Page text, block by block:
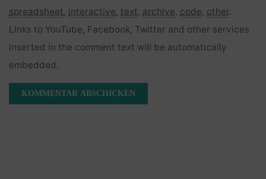
spreadsheet, interactive, text, archive, code, other.
Links to YouTube, Facebook, Twitter and other services
inserted in the comment text will be automatically
embedded.